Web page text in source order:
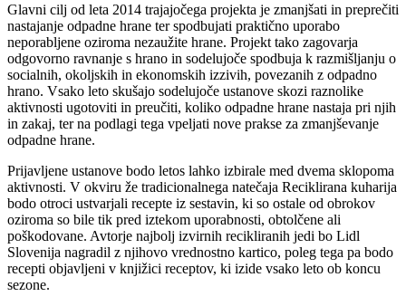
Glavni cilj od leta 2014 trajajočega projekta je zmanjšati in preprečiti
nastajanje odpadne hrane ter spodbujati praktično uporabo
neporabljene oziroma nezaužite hrane. Projekt tako zagovarja
odgovorno ravnanje s hrano in sodelujoče spodbuja k razmišljanju o
socialnih, okoljskih in ekonomskih izzivih, povezanih z odpadno
hrano. Vsako leto skušajo sodelujoče ustanove skozi raznolike
aktivnosti ugotoviti in preučiti, koliko odpadne hrane nastaja pri njih
in zakaj, ter na podlagi tega vpeljati nove prakse za zmanjševanje
odpadne hrane.
Prijavljene ustanove bodo letos lahko izbirale med dvema sklopoma
aktivnosti. V okviru že tradicionalnega natečaja Reciklirana kuharija
bodo otroci ustvarjali recepte iz sestavin, ki so ostale od obrokov
oziroma so bile tik pred iztekom uporabnosti, obtolčene ali
poškodovane. Avtorje najbolj izvirnih recikliranih jedi bo Lidl
Slovenija nagradil z njihovo vrednostno kartico, poleg tega pa bodo
recepti objavljeni v knjižici receptov, ki izide vsako leto ob koncu
sezone.